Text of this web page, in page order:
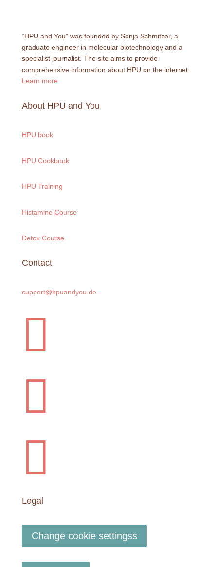
“HPU and You” was founded by Sonja Schmitzer, a
graduate engineer in molecular biotechnology and a
specialist journalist. The site aims to provide
comprehensive information about HPU on the internet.
Learn more
About HPU and You
HPU book
HPU Cookbook
HPU Training
Histamine Course
Detox Course
Contact
support@hpuandyou.de



Legal
Change cookie settingss